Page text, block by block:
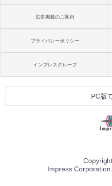
広告掲載のご案内
プライバシーポリシー
インプレスグループ
PC版
Impress